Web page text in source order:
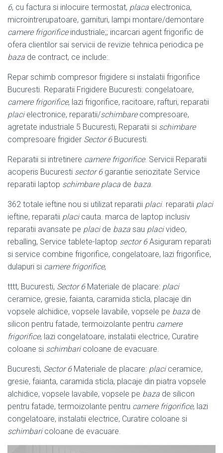
6, cu factura si inlocuire termostat, placa electronica,
microintrerupatoare, garnituri, lampi montare/demontare
camere frigorificeindustriale;; incarcari agent frigorific de
ofera clientilor sai servicii de revizie tehnica periodica pe
baza de contract, ce include:.
Repar schimb compresor frigidere si instalatii frigorifice
Bucuresti. Reparatii Frigidere Bucuresti: congelatoare,
camere frigorifice, lazi frigorifice, racitoare, rafturi, reparatii
placielectronice, reparatii/schimbarecompresoare,
agretate industriale 5 Bucuresti, Reparatii si schimbare
compresoare frigider Sector 6Bucuresti.
Reparatii si intretinere camere frigorifice. Servicii Reparatii
acoperis Bucuresti sector 6garantie seriozitate Service
reparatii laptop schimbare placa de baza
362 totale ieftine nou si utilizat reparatii placi. reparatii placi
ieftine, reparatii placicauta. marca de laptop inclusiv
reparatii avansate pe placide baza sau placivideo,
reballing, Service tablete-laptop sector 6Asiguram reparati
si service combine frigorifice, congelatoare, lazi frigorifice,
dulapuri si camere frigorifice,
tttt, Bucuresti, Sector 6Materiale de placare: placi
ceramice, gresie, faianta, caramida sticla, placaje din
vopsele alchidice, vopsele lavabile, vopsele pe baza de
silicon pentru fatade, termoizolante pentru camere
frigorifice, lazi congelatoare, instalatii electrice, Curatire
coloane si schimbaricoloane de evacuare.
Bucuresti, Sector 6Materiale de placare: placiceramice,
gresie, faianta, caramida sticla, placaje din piatra vopsele
alchidice, vopsele lavabile, vopsele pe baza de silicon
pentru fatade, termoizolante pentru camere frigorifice, lazi
congelatoare, instalatii electrice, Curatire coloane si
schimbaricoloane de evacuare.